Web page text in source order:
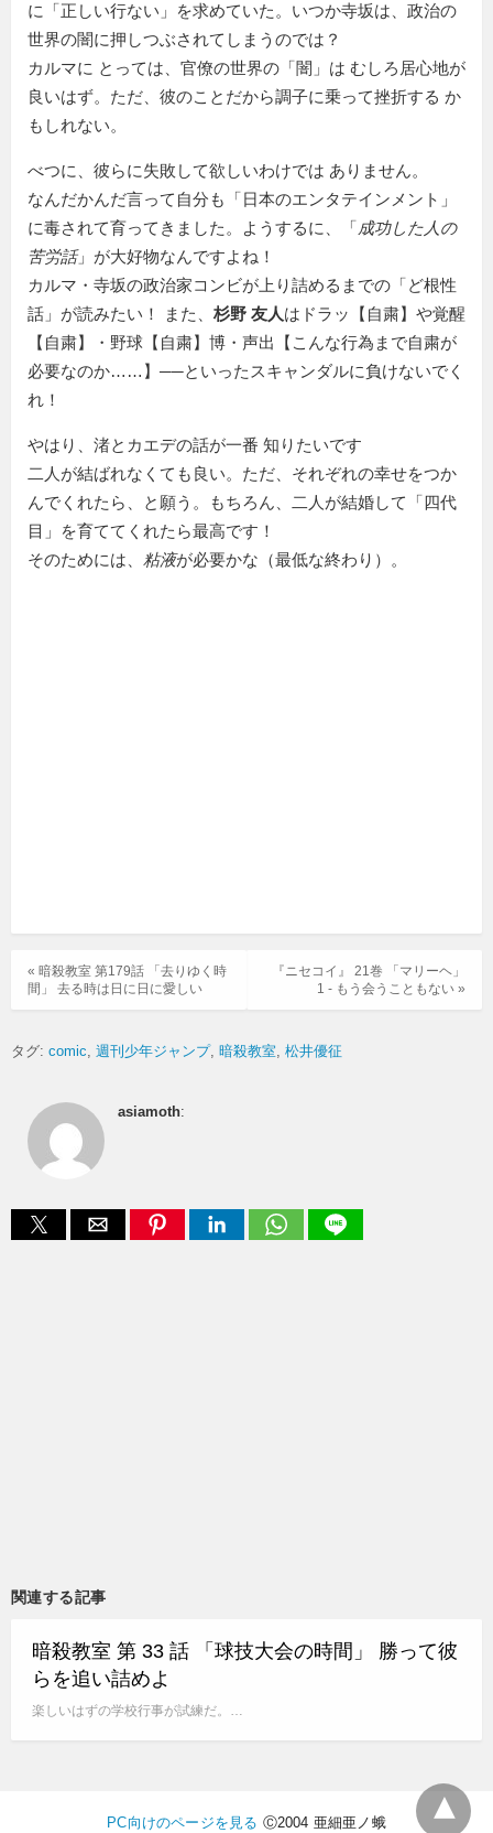
に「正しい行ない」を求めていた。いつか寺坂は、政治の
世界の闇に押しつぶされてしまうのでは？
カルマに とっては、官僚の世界の「闇」は むしろ居心地が
良いはず。ただ、彼のことだから調子に乗って挫折する か
もしれない。
べつに、彼らに失敗して欲しいわけでは ありません。
なんだかんだ言って自分も「日本のエンタテインメント」
に毒されて育ってきました。ようするに、「成功した人の
苦労話」が大好物なんですよね！
カルマ・寺坂の政治家コンビが上り詰めるまでの「ど根性
話」が読みたい！ また、 杉野 友人はドラッ【自粛】や覚醒
【自粛】・野球【自粛】博・声出【こんな行為まで自粛が
必要なのか……】──といったスキャンダルに負けないでく
れ！
やはり、渚とカエデの話が一番 知りたいです
二人が結ばれなくても良い。ただ、それぞれの幸せをつか
んでくれたら、と願う。もちろん、二人が結婚して「四代
目」を育ててくれたら最高です！
そのためには、 粘液が必要かな（最低な終わり）。
『ニセコイ』 21巻 「マリーヘ」
1 - もう会うこともない »
« 暗殺教室 第179話 「去りゆく時
間」 去る時は日に日に愛しい
タグ: comic 週刊少年ジャンプ 暗殺教室 松井優征
asiamoth:
関連する記事
暗殺教室 第 33 話 「球技大会の時間」 勝って彼
らを追い詰めよ
楽しいはずの学校行事が試練だ。…
PC向けのページを見る Ⓒ2004 亜細亜ノ蛾